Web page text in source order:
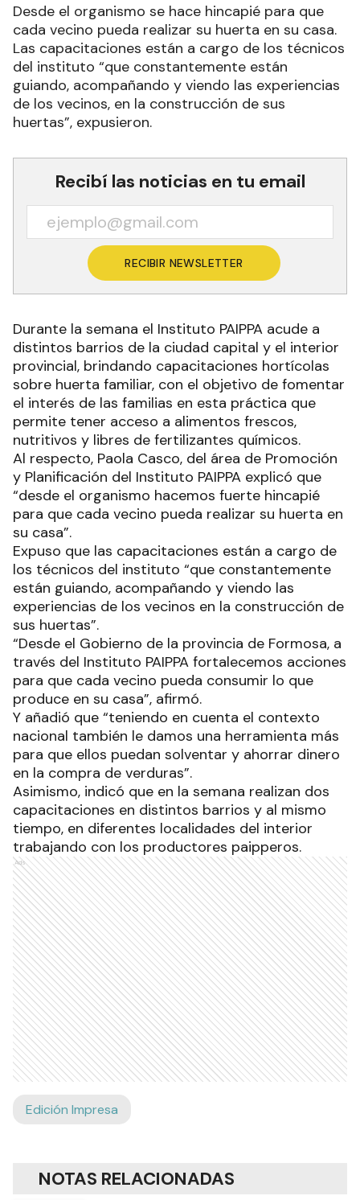
Desde el organismo se hace hincapié para que
cada vecino pueda realizar su huerta en su casa.
Las capacitaciones están a cargo de los técnicos
del instituto “que constantemente están
guiando, acompañando y viendo las experiencias
de los vecinos, en la construcción de sus
huertas”, expusieron.
Recibí las noticias en tu email
RECIBIR NEWSLETTER
Durante la semana el Instituto PAIPPA acude a
distintos barrios de la ciudad capital y el interior
provincial, brindando capacitaciones hortícolas
sobre huerta familiar, con el objetivo de fomentar
el interés de las familias en esta práctica que
permite tener acceso a alimentos frescos,
nutritivos y libres de fertilizantes químicos.
Al respecto, Paola Casco, del área de Promoción
y Planificación del Instituto PAIPPA explicó que
“desde el organismo hacemos fuerte hincapié
para que cada vecino pueda realizar su huerta en
su casa”.
Expuso que las capacitaciones están a cargo de
los técnicos del instituto “que constantemente
están guiando, acompañando y viendo las
experiencias de los vecinos en la construcción de
sus huertas”.
“Desde el Gobierno de la provincia de Formosa, a
través del Instituto PAIPPA fortalecemos acciones
para que cada vecino pueda consumir lo que
produce en su casa”, afirmó.
Y añadió que “teniendo en cuenta el contexto
nacional también le damos una herramienta más
para que ellos puedan solventar y ahorrar dinero
en la compra de verduras”.
Asimismo, indicó que en la semana realizan dos
capacitaciones en distintos barrios y al mismo
tiempo, en diferentes localidades del interior
trabajando con los productores paipperos.
Ads
Edición Impresa
NOTAS RELACIONADAS